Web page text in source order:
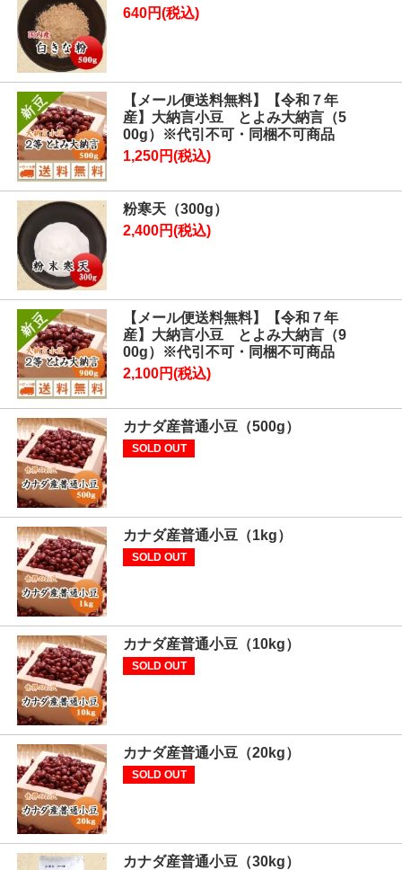
640円(税込)
【メール便送料無料】【令和７年
産】大納言小豆 とよみ大納言（5
00g）※代引不可・同梱不可商品
1,250円(税込)
粉寒天（300g）
2,400円(税込)
【メール便送料無料】【令和７年
産】大納言小豆 とよみ大納言（9
00g）※代引不可・同梱不可商品
2,100円(税込)
カナダ産普通小豆（500g）
SOLD OUT
カナダ産普通小豆（1kg）
SOLD OUT
カナダ産普通小豆（10kg）
SOLD OUT
カナダ産普通小豆（20kg）
SOLD OUT
カナダ産普通小豆（30kg）